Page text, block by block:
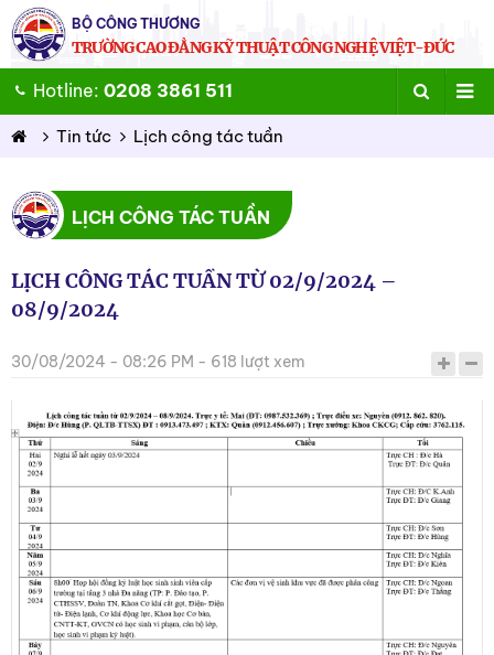
BỘ CÔNG THƯƠNG
TRƯỜNG CAO ĐẲNG KỸ THUẬT CÔNG NGHỆ VIỆT-ĐỨC
Hotline: 0208 3861 511
Tin tức Lịch công tác tuần
LỊCH CÔNG TÁC TUẦN
LỊCH CÔNG TÁC TUẦN TỪ 02/9/2024 –
08/9/2024
30/08/2024 - 08:26 PM - 618 lượt xem